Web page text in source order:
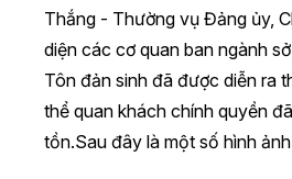
Thắng - Thường vụ Đảng ủy,
diện các cơ quan ban ngành
Tôn đản sinh đã được diễn ra
thể quan khách chính quyền
tồn.Sau đây là một số hình